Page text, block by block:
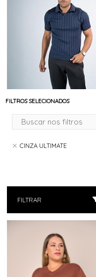
FILTROS SELECIONADOS
CINZA ULTIMATE
FILTRAR